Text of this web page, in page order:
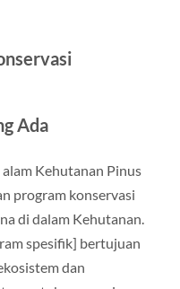
Ada
Kehutanan Pinus
program konservasi
di dalam Kehutanan.
spesifik] bertujuan
dan